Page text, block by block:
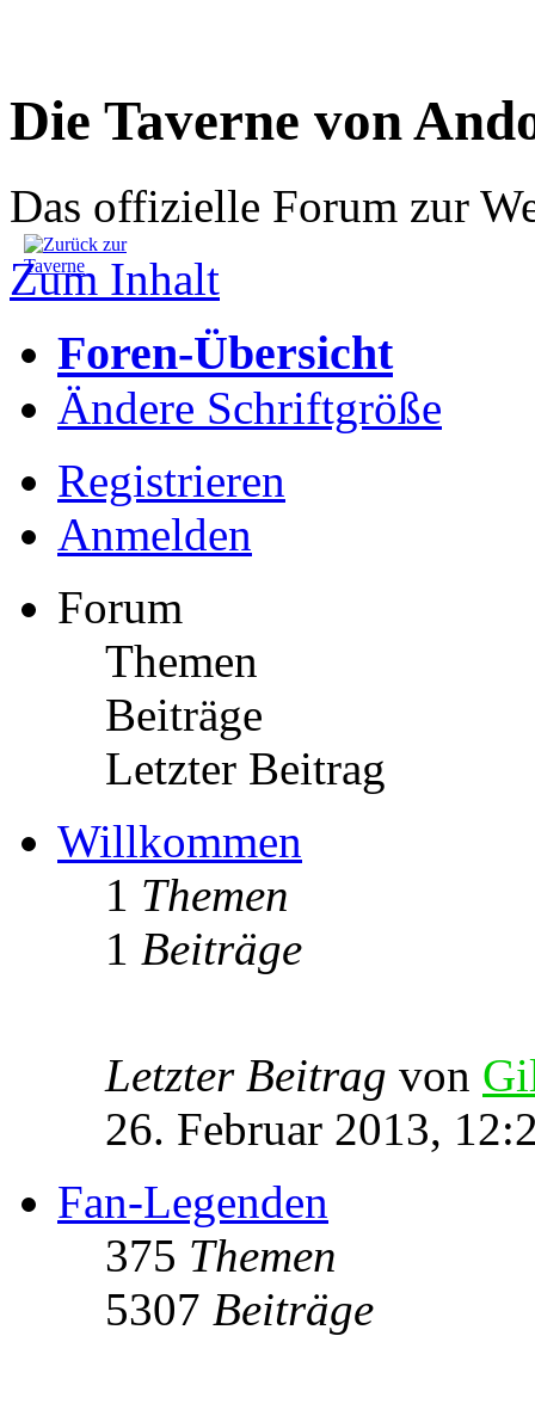
Die Taverne von
Das offizielle Forum zur
Zum Inhalt
Foren-Übersicht
Ändere Schriftgröße
Registrieren
Anmelden
Forum
Themen
Beiträge
Letzter Beitrag
Willkommen
1 Themen
1 Beiträge
Letzter Beitrag von
26. Februar 2013,
Fan-Legenden
375 Themen
5307 Beiträge